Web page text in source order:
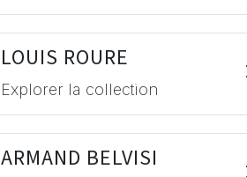
LOUIS ROURE
Explorer la collection
ARMAND BELVISI